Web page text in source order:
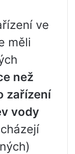
ve
měli
než
zařízení
vody